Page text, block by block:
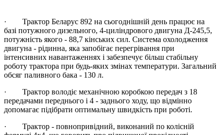
· Трактор Беларус 892 на сьогоднішній день працює на
базі потужного дизельного, 4-циліндрового двигуна Д-245,5,
потужність якого - 88,7 кінських сил. Система охолодження
двигуна - рідинна, яка запобігає перегрівання при
інтенсивних навантаженнях і забезпечує більш стабільну
роботу трактора при будь-яких змінах температури. Загальний
обсяг паливного бака - 130 л.
· Трактор володіє механічною коробкою передач з 18
передачами переднього і 4 - заднього ходу, що відмінно
допомагає підібрати оптимальну швидкість при роботі.
· Трактор - повнопривідний, виконаний по колісній